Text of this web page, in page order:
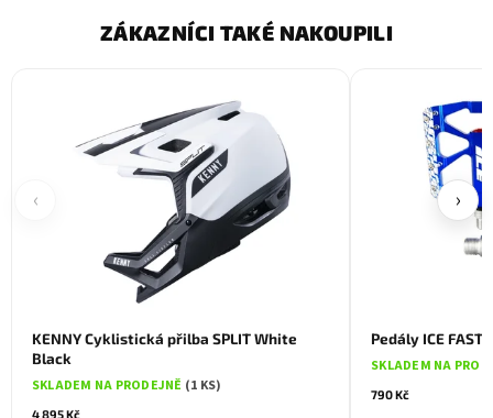
ZÁKAZNÍCI TAKÉ NAKOUPILI
‹
KENNY Cyklistická přilba SPLIT White
Black
SKLADEM NA PRODEJNĚ (1 KS)
4 895 Kč
Pedály ICE FAST
SKLADEM NA
790 Kč
›